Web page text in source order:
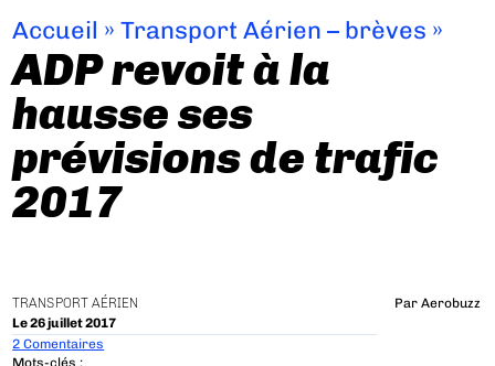
Accueil »Transport Aérien – brèves »
ADP revoit à la
hausse ses
prévisions de trafic
2017
TRANSPORT AÉRIEN
Le 26 juillet 2017
Par Aerobuzz
2 Comentaires
Mots-clés :